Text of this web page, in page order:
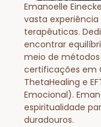
Emanoelle
vasta
terapêuticas.
encontrar
meio de
certificações em
ThetaHealing e
Emocional).
espiritualidade
duradouros.